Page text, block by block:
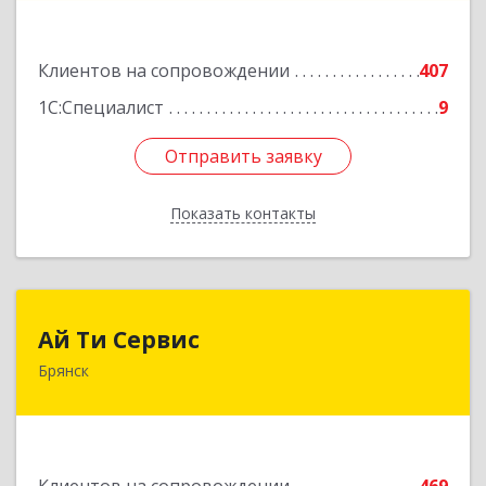
Клиентов на сопровождении
407
1С:Специалист
9
Отправить заявку
Показать контакты
Отправить заявку
Назад
Ай Ти Сервис
Брянск